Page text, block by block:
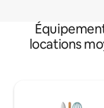
locations